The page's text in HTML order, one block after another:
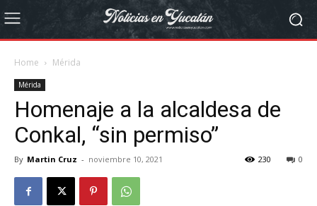
Home Mérida
Mérida
Homenaje a la alcaldesa de
Conkal, “sin permiso”
By Martin Cruz - noviembre 10, 2021 0
230